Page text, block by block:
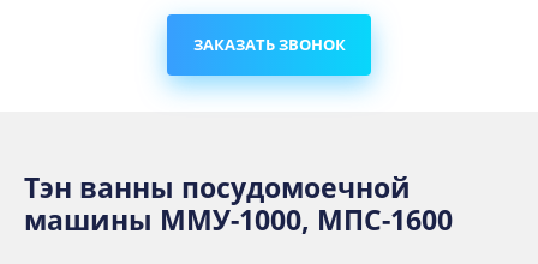
ЗАКАЗАТЬ ЗВОНОК
Тэн ванны посудомоечной
машины ММУ-1000, МПС-1600